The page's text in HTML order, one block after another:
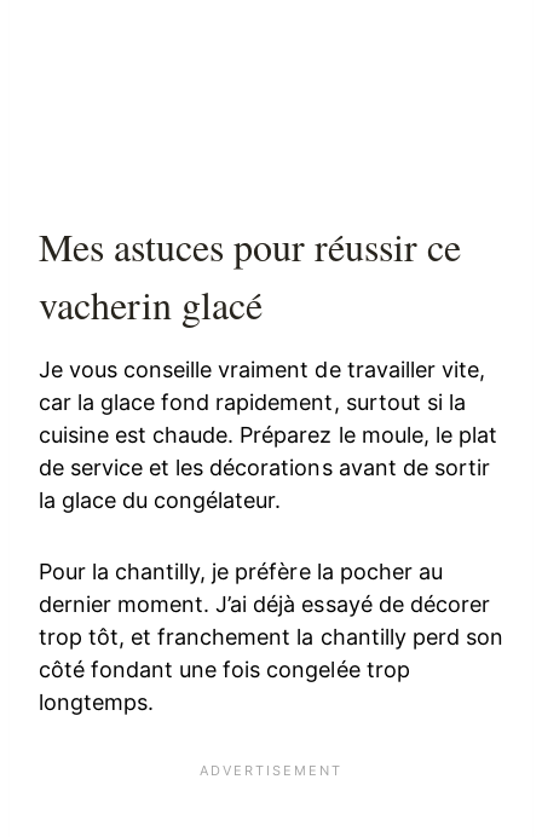
Mes astuces pour réussir ce
vacherin glacé
Je vous conseille vraiment de travailler vite,
car la glace fond rapidement, surtout si la
cuisine est chaude. Préparez le moule, le plat
de service et les décorations avant de sortir
la glace du congélateur.
Pour la chantilly, je préfère la pocher au
dernier moment. J’ai déjà essayé de décorer
trop tôt, et franchement la chantilly perd son
côté fondant une fois congelée trop
longtemps.